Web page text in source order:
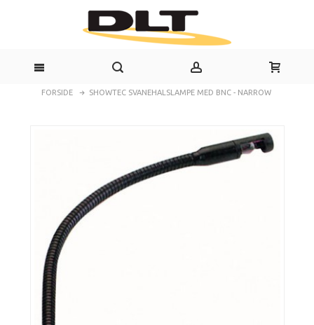
FORSIDE SHOWTEC SVANEHALSLAMPE MED BNC - NARROW